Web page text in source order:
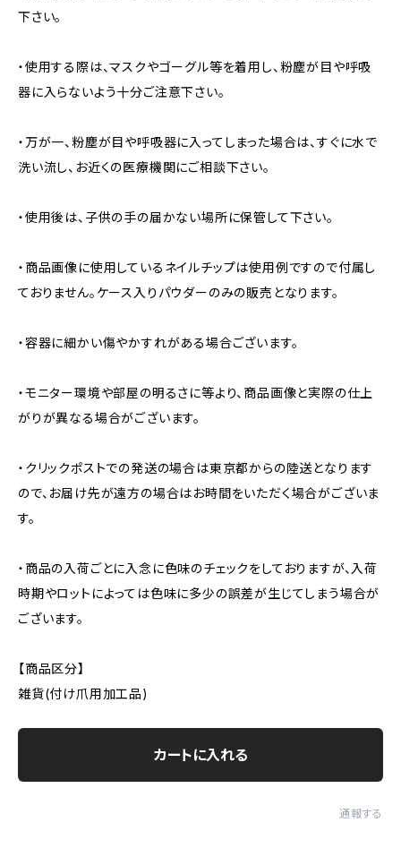
下さい。
・使用する際は、マスクやゴーグル等を着用し、粉塵が目や呼吸
器に入らないよう十分ご注意下さい。
・万が一、粉塵が目や呼吸器に入ってしまった場合は、すぐに水で
洗い流し、お近くの医療機関にご相談下さい。
・使用後は、子供の手の届かない場所に保管して下さい。
・商品画像に使用しているネイルチップは使用例ですので付属し
ておりません。ケース入りパウダーのみの販売となります。
・容器に細かい傷やかすれがある場合ございます。
・モニター環境や部屋の明るさに等より、商品画像と実際の仕上
がりが異なる場合がございます。
・クリックポストでの発送の場合は東京都からの陸送となります
ので、お届け先が遠方の場合はお時間をいただく場合がございま
す。
・商品の入荷ごとに入念に色味のチェックをしておりますが、入荷
時期やロットによっては色味に多少の誤差が生じてしまう場合が
ございます。
【商品区分】
雑貨(付け爪用加工品)
カートに入れる
通報する